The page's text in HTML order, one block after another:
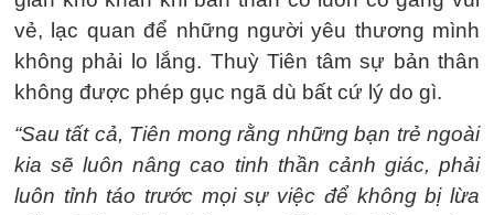
vẻ, lạc quan để những người yêu thương mình
không phải lo lắng. Thuỳ Tiên tâm sự bản thân
không được phép gục ngã dù bất cứ lý do gì.
“Sau tất cả, Tiên mong rằng những bạn trẻ ngoài
kia sẽ luôn nâng cao tinh thần cảnh giác, phải
luôn tỉnh táo trước mọi sự việc để không bị lừa